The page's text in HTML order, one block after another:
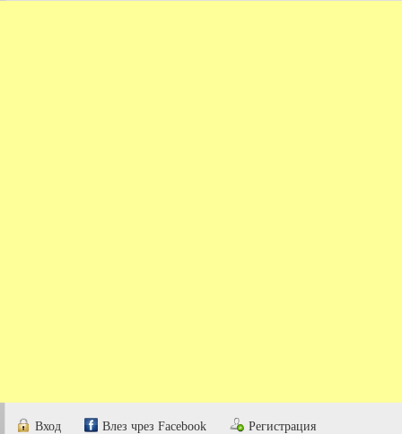
Вход Влез чрез Facebook Регистрация